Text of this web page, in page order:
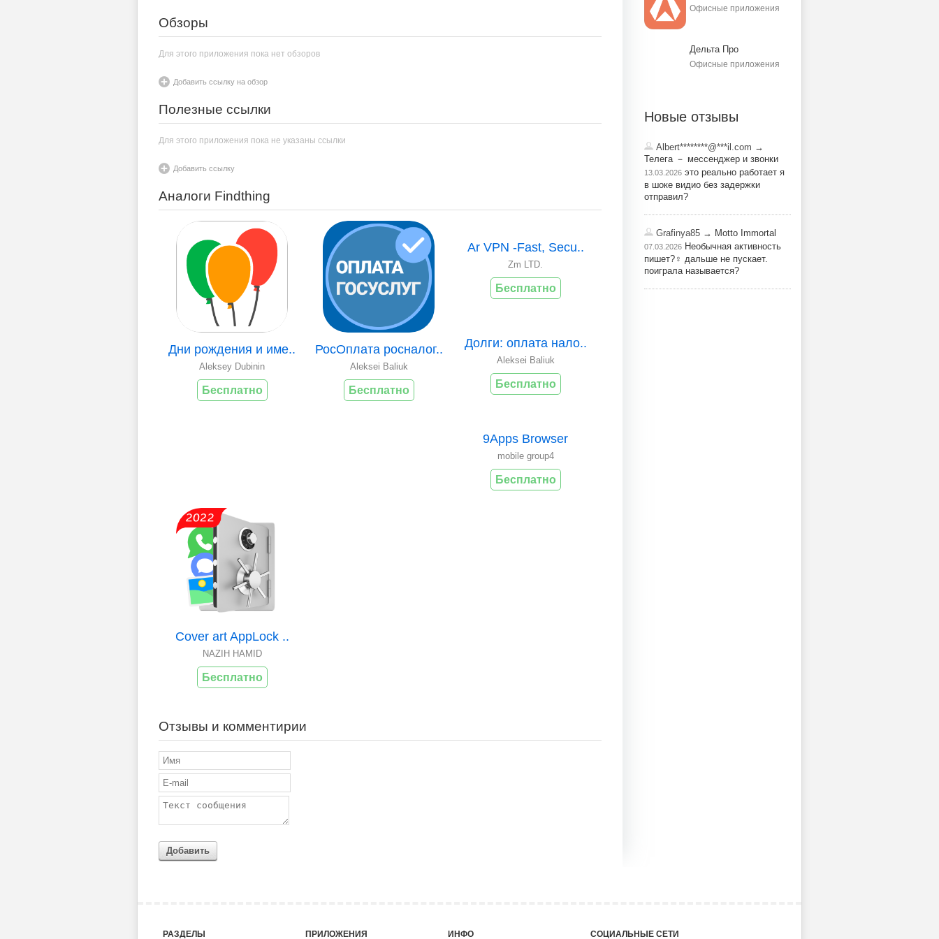
Обзоры
Для этого приложения пока нет обзоров
Добавить ссылку на обзор
Полезные ссылки
Для этого приложения пока не указаны ссылки
Добавить ссылку
Аналоги Findthing
Дни рождения и име..
Aleksey Dubinin
Бесплатно
РосОплата росналог..
Aleksei Baliuk
Бесплатно
Ar VPN -Fast, Secu..
Zm LTD.
Бесплатно
Долги: оплата нало..
Aleksei Baliuk
Бесплатно
9Apps Browser
mobile group4
Бесплатно
Cover art AppLock ..
NAZIH HAMID
Бесплатно
Отзывы и комментирии
Добавить
Офисные приложения
Дельта Про
Офисные приложения
Новые отзывы
Albert********@***il.com →
Телега － мессенджер и звонки
13.03.2026 это реально работает я
в шоке видио без задержки
отправил?
Grafinya85 → Motto Immortal
07.03.2026 Необычная активность
пишет?‍♀️ дальше не пускает.
поиграла называется?
РАЗДЕЛЫ ПРИЛОЖЕНИЯ ИНФО СОЦИАЛЬНЫЕ СЕТИ